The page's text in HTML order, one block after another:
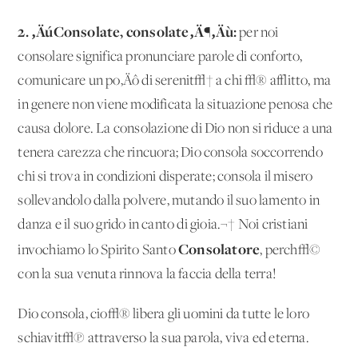
2. ‚ÄúConsolate, consolate‚Ä¶‚Äù:per noi
consolare significa pronunciare parole di conforto,
comunicare un po‚Äô di serenit√† a chi √® afflitto, ma
in genere non viene modificata la situazione penosa che
causa dolore. La consolazione di Dio non si riduce a una
tenera carezza che rincuora; Dio consola soccorrendo
chi si trova in condizioni disperate; consola il misero
sollevandolo dalla polvere, mutando il suo lamento in
danza e il suo grido in canto di gioia.¬† Noi cristiani
invochiamo lo Spirito SantoConsolatore, perch√©
con la sua venuta rinnova la faccia della terra!
Dio consola, cio√® libera gli uomini da tutte le loro
schiavit√π attraverso la sua parola, viva ed eterna.